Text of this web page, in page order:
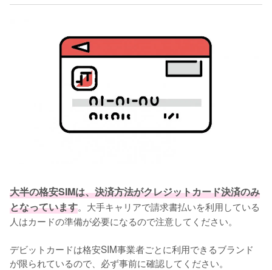
大半の格安SIMは、決済方法がクレジットカード決済のみ
となっています。大手キャリアで請求書払いを利用している
人はカードの準備が必要になるので注意してください。
デビットカードは格安SIM事業者ごとに利用できるブランド
が限られているので、必ず事前に確認してください。